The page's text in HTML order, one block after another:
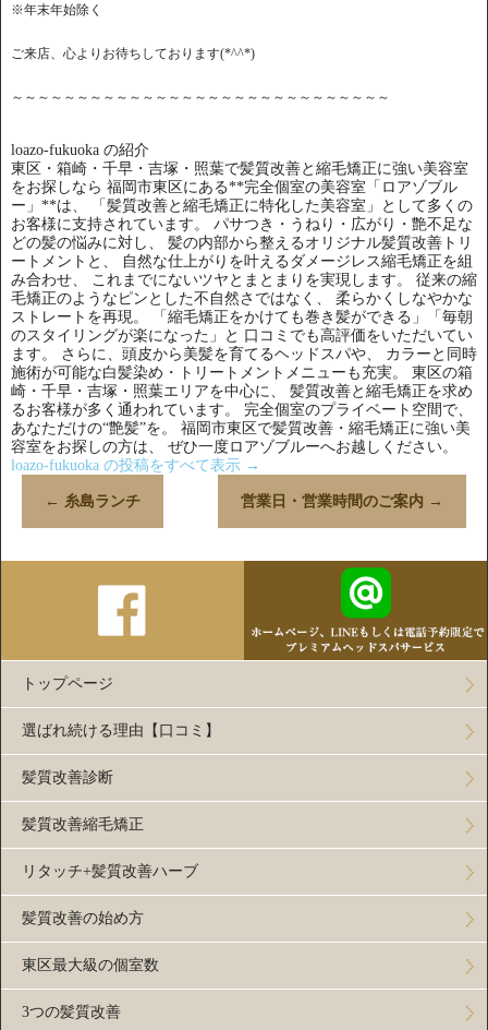
※年末年始除く
ご来店、心よりお待ちしております(*^^*)
～～～～～～～～～～～～～～～～～～～～～～～～～～～～～
loazo-fukuoka の紹介
東区・箱崎・千早・吉塚・照葉で髪質改善と縮毛矯正に強い美容室
をお探しなら 福岡市東区にある**完全個室の美容室「ロアゾブル
ー」**は、 「髪質改善と縮毛矯正に特化した美容室」として多くの
お客様に支持されています。 パサつき・うねり・広がり・艶不足な
どの髪の悩みに対し、 髪の内部から整えるオリジナル髪質改善トリ
ートメントと、 自然な仕上がりを叶えるダメージレス縮毛矯正を組
み合わせ、 これまでにないツヤとまとまりを実現します。 従来の縮
毛矯正のようなピンとした不自然さではなく、 柔らかくしなやかな
ストレートを再現。 「縮毛矯正をかけても巻き髪ができる」「毎朝
のスタイリングが楽になった」と 口コミでも高評価をいただいてい
ます。 さらに、頭皮から美髪を育てるヘッドスパや、 カラーと同時
施術が可能な白髪染め・トリートメントメニューも充実。 東区の箱
崎・千早・吉塚・照葉エリアを中心に、 髪質改善と縮毛矯正を求め
るお客様が多く通われています。 完全個室のプライベート空間で、
あなただけの“艶髪”を。 福岡市東区で髪質改善・縮毛矯正に強い美
容室をお探しの方は、 ぜひ一度ロアゾブルーへお越しください。
loazo-fukuoka の投稿をすべて表示 →
← 糸島ランチ 営業日・営業時間のご案内 →
トップページ
選ばれ続ける理由【口コミ】
髪質改善診断
髪質改善縮毛矯正
リタッチ+髪質改善ハーブ
髪質改善の始め方
東区最大級の個室数
3つの髪質改善